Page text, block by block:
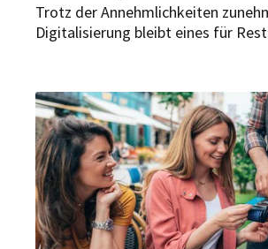
Trotz der Annehmlichkeiten
Digitalisierung bleibt eines für